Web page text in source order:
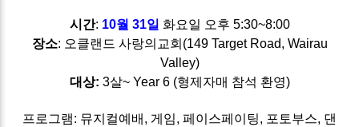
시간: 10월 31일 화요일 오후 5:30~8:00
장소: 오클랜드 사랑의교회(149 Target Road, Wairau
Valley)
대상: 3살~ Year 6 (형제자매 참석 환영)
프로그램: 뮤지컬예배, 게임, 페이스페이팅, 포토부스, 댄